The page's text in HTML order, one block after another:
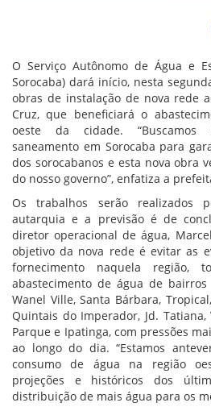
O Serviço Autônomo de Água e
Sorocaba) dará início, nesta
obras de instalação de nova rede
Cruz, que beneficiará o
oeste da cidade. “Buscamos
saneamento em Sorocaba para
dos sorocabanos e esta nova obra
do nosso governo”, enfatiza a
Os trabalhos serão realizados
autarquia e a previsão é de
diretor operacional de água,
objetivo da nova rede é evitar as
fornecimento naquela região,
abastecimento de água de
Wanel Ville, Santa Bárbara,
Quintais do Imperador, Jd.
Parque e Ipatinga, com pressões
ao longo do dia. “Estamos
consumo de água na região
projeções e históricos dos
distribuição de mais água para os